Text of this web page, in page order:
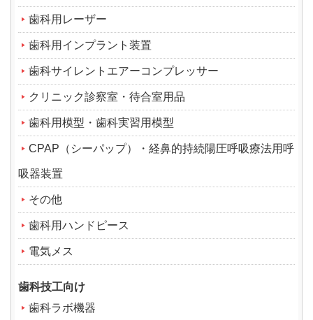
歯科用レーザー
歯科用インプラント装置
歯科サイレントエアーコンプレッサー
クリニック診察室・待合室用品
歯科用模型・歯科実習用模型
CPAP（シーパップ）・経鼻的持続陽圧呼吸療法用呼
吸器装置
その他
歯科用ハンドピース
電気メス
歯科技工向け
歯科ラボ機器